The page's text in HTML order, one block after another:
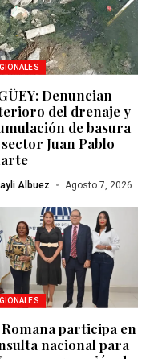
Denuncian
del drenaje y
de basura
Juan Pablo
Albuez Agosto 7, 2026
participa en
nacional para